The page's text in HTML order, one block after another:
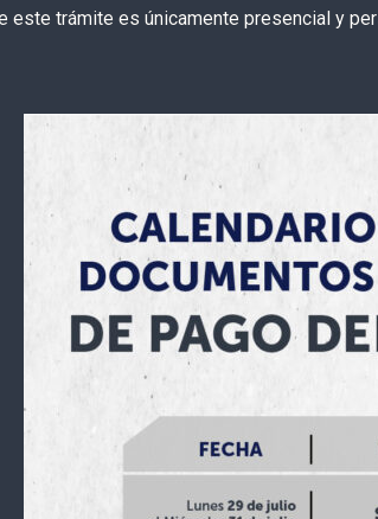
este trámite es únicamente presencial y